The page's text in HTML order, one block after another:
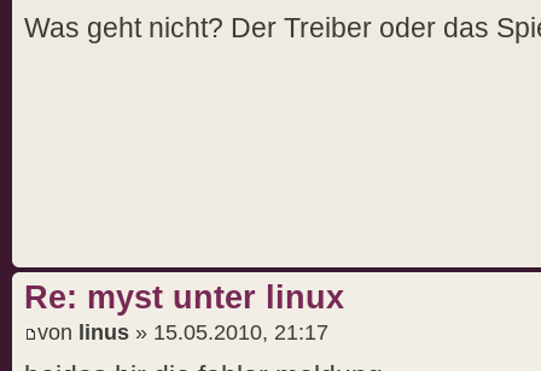
Was geht nicht? Der Treiber oder das
Re: myst unter linux
von linus » 15.05.2010, 21:17